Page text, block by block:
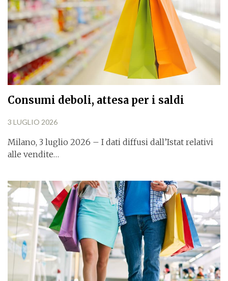
Consumi deboli, attesa per i saldi
3 LUGLIO 2026
Milano, 3 luglio 2026 – I dati diffusi dall’Istat relativi
alle vendite…